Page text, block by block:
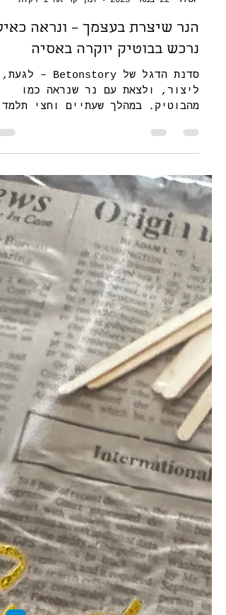
מיטל כהן
22 במאי 2025
זמן קריאה 1 דקות
הנר שיצרת בעצמך – ונראה
נרכש בבוטיק יוקרה באסיה
ליצור, ולצאת עם נר שנראה כמו
מהבוטיק. במהלך שעתיים וחצי
ליצור נר אסייתי מפנק של 800 גרם
סויה: מעיצוב ה